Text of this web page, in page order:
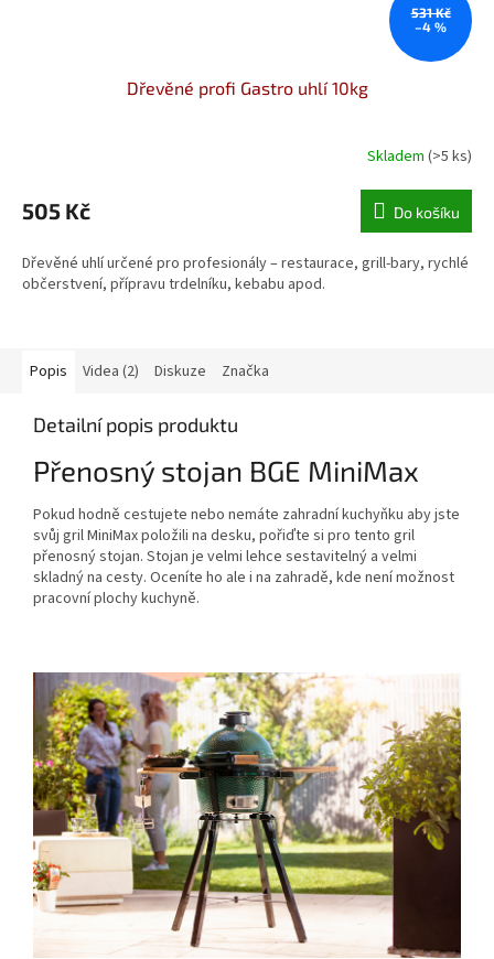
531 Kč
–4 %
Dřevěné profi Gastro uhlí 10kg
produktu
je
z
5
Skladem(>5 ks)
505 Kč Do košíku
Dřevěné uhlí určené pro profesionály – restaurace, grill-bary, rychlé
občerstvení, přípravu trdelníku, kebabu apod.
Popis Videa (2) Diskuze Značka
Detailní popis produktu
Přenosný stojan BGE MiniMax
Pokud hodně cestujete nebo nemáte zahradní kuchyňku aby jste
svůj gril MiniMax položili na desku, pořiďte si pro tento gril
přenosný stojan. Stojan je velmi lehce sestavitelný a velmi
skladný na cesty. Oceníte ho ale i na zahradě, kde není možnost
pracovní plochy kuchyně.